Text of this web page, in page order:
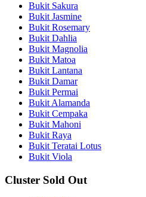
Bukit Sakura
Bukit Jasmine
Bukit Rosemary
Bukit Dahlia
Bukit Magnolia
Bukit Matoa
Bukit Lantana
Bukit Damar
Bukit Permai
Bukit Alamanda
Bukit Cempaka
Bukit Mahoni
Bukit Raya
Bukit Teratai Lotus
Bukit Viola
Cluster Sold Out